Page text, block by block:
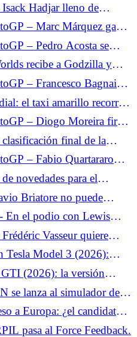
Hadjar lleno de
en la clasificación
– Marc Márquez gana
que me cuesta
– Pedro Acosta se
victoria: “Fue una gran
recibe a Godzilla y
– Francesco Bagnaia
en el podio: “Tuve
el taxi amarillo recorrerá
– Diogo Moreira firma
tomé la decisión correcta
final de la
Verstappen, Isack Hadjar
– Fabio Quartararo
novedades para el
y versión
Briatore no puede
de Pierre Gasly
En el podio con Lewis
viviendo su sueño de
fuera posible"
Vasseur quiere
para Charles
Model 3 (2026):
Al igual que el Tesla
bienvenida a una nueva
lo convierte en... Prueba
(2026): la versión
12 de junio en Le Mans
se lanza al simulador de
a Europa: ¿el candidato a
pasa al Force Feedback.